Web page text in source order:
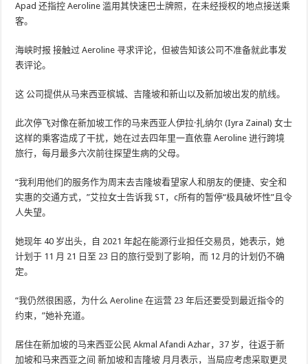
Apad 还指控 Aeroline 滥用其快速巴士牌照，在未经授权的地点接送乘
客。
海峡时报 接触过 Aeroline 寻求评论，但被告知该公司不准备就此事发
表评论。
这 公司提供从马来西亚槟城、吉隆坡和新山以及新加坡出发的航线。
此次停飞对像在新加坡工作的马来西亚人伊拉·扎纳尔 (Iyra Zainal) 女士
这样的乘客造成了干扰，她在过去四年里一直依靠 Aeroline 进行跨境
旅行，每月最多六次前往探望生病的父母。
“我利用他们的服务作为周末去吉隆坡看望家人和朋友的便捷、安全和
实惠的交通方式，”艾拉女士告诉我ST，c所有的暂停“极具破坏性”且令
人失望。
她现年 40 岁出头，自 2021 年起在能源行业担任交易员，她表示，她
计划于 11 月 21 日至 23 日的旅行受到了影响，而 12 月的计划仍不确
定。
“我仍然很困惑，为什么 Aeroline 在运营 23 年后还要受到最近指令的
约束，”她补充道。
居住在新加坡的马来西亚公民 Akmal Afandi Azhar，37 岁，往返于新
加坡和马来西亚之间 新加坡和吉隆坡 月月表示，当局应考虑采取更灵